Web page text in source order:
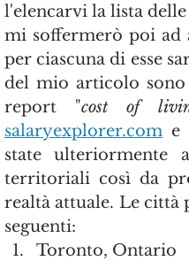
l'elencarvi la lista
mi soffermerò poi ad
per ciascuna di esse
del mio articolo
report "cost of
salaryexplorer.com e
state ulteriormente
territoriali così da
realtà attuale. Le città
seguenti:
Toronto, Ontario